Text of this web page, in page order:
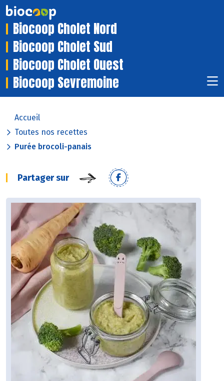
Biocoop Cholet Nord
Biocoop Cholet Sud
Biocoop Cholet Ouest
Biocoop Sevremoine
Accueil
Toutes nos recettes
Purée brocoli-panais
Partager sur